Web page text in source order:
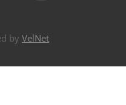
by VelNet